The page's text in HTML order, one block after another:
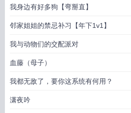
我身边有好多狗【弯掰直】
邻家姐姐的禁忌补习【年下1v1】
我与动物们的交配派对
血藤（母子）
我都无敌了，要你这系统有何用？
潇夜吟